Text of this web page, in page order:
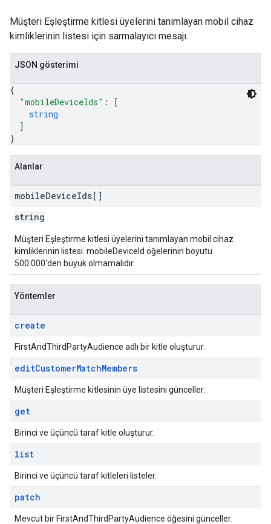
Müşteri Eşleştirme kitlesi üyelerini tanımlayan mobil cihaz
kimliklerinin listesi için sarmalayıcı mesajı.
JSON gösterimi
{
"mobileDeviceIds" :
[
string
]
}
Alanlar
mobileDeviceIds[]
string
Müşteri Eşleştirme kitlesi üyelerini tanımlayan mobil cihaz
kimliklerinin listesi. mobileDeviceId öğelerinin boyutu
500.000'den büyük olmamalıdır.
Yöntemler
create
FirstAndThirdPartyAudience adlı bir kitle oluşturur.
editCustomerMatchMembers
Müşteri Eşleştirme kitlesinin üye listesini günceller.
get
Birinci ve üçüncü taraf kitle oluşturur.
list
Birinci ve üçüncü taraf kitleleri listeler.
patch
Mevcut bir FirstAndThirdPartyAudience öğesini günceller.